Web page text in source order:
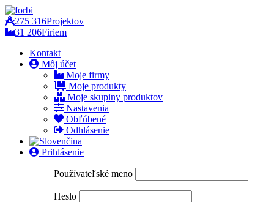
275 316Projektov
31 206Firiem
Kontakt
Môj účet
Moje firmy
Moje produkty
Moje skupiny produktov
Nastavenia
Obľúbené
Odhlásenie
Prihlásenie
Používateľské meno
Heslo